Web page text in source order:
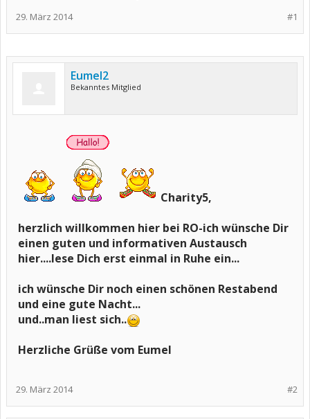
#1
29. März 2014
Eumel2
Bekanntes Mitglied
Charity5,
herzlich willkommen hier bei RO-ich wünsche Dir
einen guten und informativen Austausch
hier....lese Dich erst einmal in Ruhe ein...
ich wünsche Dir noch einen schönen Restabend
und eine gute Nacht...
und..man liest sich..
Herzliche Grüße vom Eumel
#2
29. März 2014